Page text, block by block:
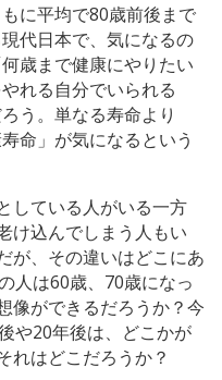
に平均で80歳前後まで
代日本で、気になるの
歳まで健康にやりたい
れる自分でいられる
う。単なる寿命より
寿命」が気になるという
している人がいる一方
け込んでしまう人もい
が、その違いはどこにあ
人は60歳、70歳になっ
像ができるだろうか？今
や20年後は、どこかが
れはどこだろうか？